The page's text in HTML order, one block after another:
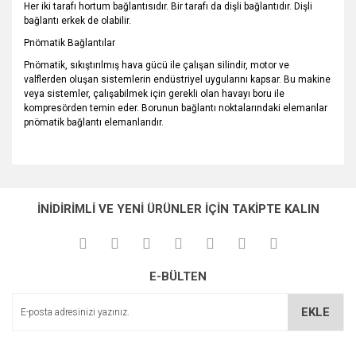
Her iki tarafı hortum bağlantısıdır. Bir tarafı da dişli bağlantıdır. Dişli
bağlantı erkek de olabilir.
Pnömatik Bağlantılar
Pnömatik, sıkıştırılmış hava gücü ile çalışan silindir, motor ve
valflerden oluşan sistemlerin endüstriyel uygularını kapsar. Bu makine
veya sistemler, çalışabilmek için gerekli olan havayı boru ile
kompresörden temin eder. Borunun bağlantı noktalarındaki elemanlar
pnömatik bağlantı elemanlarıdır.
Yorum Yaz
kullanarak tarafımıza iletebilirsiniz.
Görüş ve önerileriniz için teşekkür ederiz.
Ürün açıklamasında eksik bilgiler bulunuyor.
İNİDİRİMLİ VE YENİ ÜRÜNLER İÇİN TAKİPTE KALIN
E-BÜLTEN
EKLE